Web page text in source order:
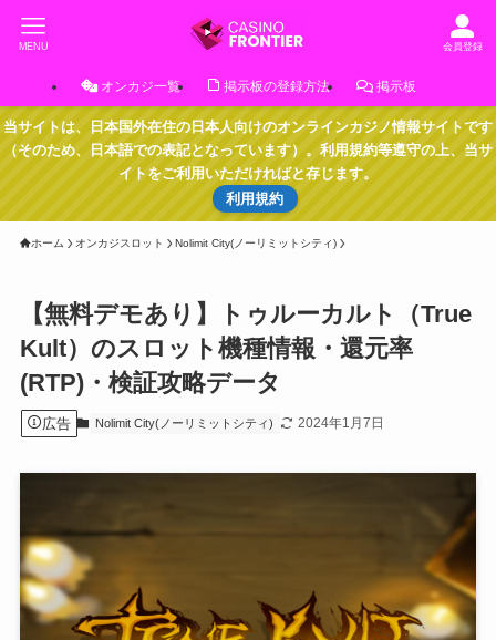
会員登録
MENU
オンカジ一覧 掲示板の登録方法 掲示板
当サイトは、日本国外在住の日本人向けのオンラインカジノ情報サイトです
（そのため、日本語での表記となっています）。利用規約等遵守の上、当サ
イトをご利用いただければと存じます。
利用規約
ホーム オンカジスロット Nolimit City(ノーリミットシティ)
【無料デモあり】トゥルーカルト（True
Kult）のスロット機種情報・還元率
(RTP)・検証攻略データ
広告 Nolimit City(ノーリミットシティ) 2024年1月7日